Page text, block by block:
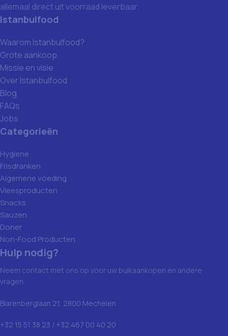
allemaal direct uit voorraad leverbaar.
Istanbulfood
Waarom Istanbulfood?
Grote aankoop
Missie en visie
Over Istanbulfood
Blog
FAQs
Jobs
Categorieën
Hygiene
Frisdranken
Algemene voeding
Vleesproducten
Snacks
Sauzen
Doner
Non-Food Producten
Hulp nodig?
Neem contact met ons op voor uw bulkaankopen en andere
vragen.
Blarenberglaan 21, 2800 Mechelen
+32 15 51 38 23 / +32 467 00 40 20